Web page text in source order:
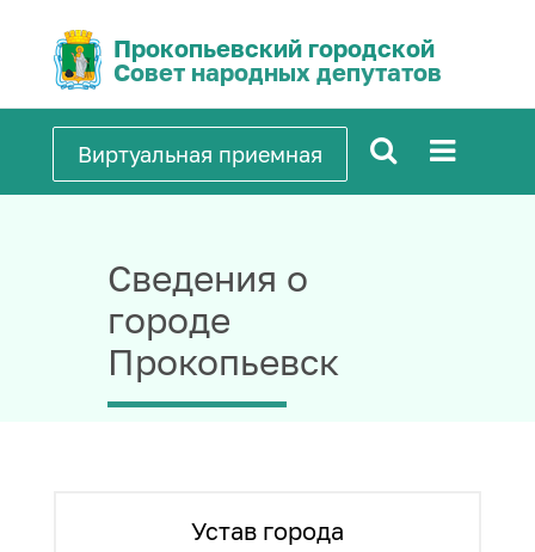
Прокопьевский городской
Совет народных депутатов
Виртуальная приемная
Сведения о
городе
Прокопьевск
Устав города